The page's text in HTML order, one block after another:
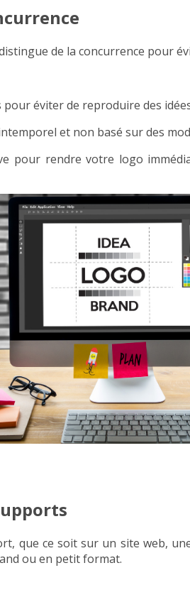
de la concurrence pour
éviter de reproduire des
et non basé sur des
pour rendre votre logo
que ce soit sur un site web,
ou en petit format.